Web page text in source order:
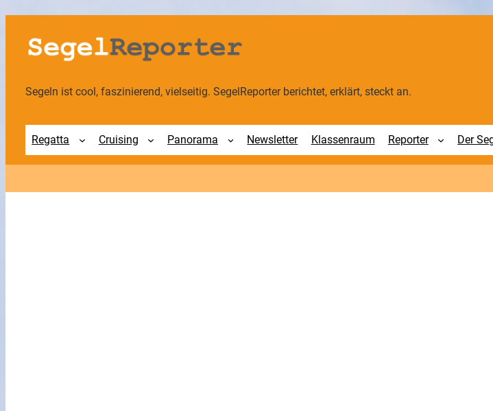
Zum
Inhalt
springen
Segeln ist cool, faszinierend, vielseitig. SegelReporter berichtet, erklärt, steckt an.
Regatta Cruising Panorama Newsletter Klassenraum Reporter Der